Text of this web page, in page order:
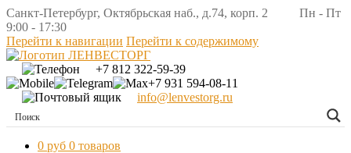
Санкт-Петербург, Октябрьская наб., д.74, корп. 2 Пн - Пт
9:00 - 17:30
Перейти к навигации Перейти к содержимому
+7 812 322-59-39
+7 931 594-08-11
info@lenvestorg.ru
0 руб 0 товаров